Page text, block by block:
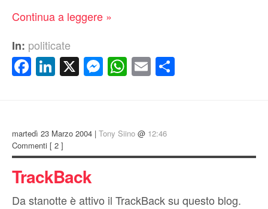
Continua a leggere »
In: politicate
Facebook
LinkedIn
X Messenger
WhatsApp
Email
martedì 23 Marzo 2004 | Tony Siino @ 12:46
Commenti [ 2 ]
TrackBack
Da stanotte è attivo il TrackBack su questo blog.